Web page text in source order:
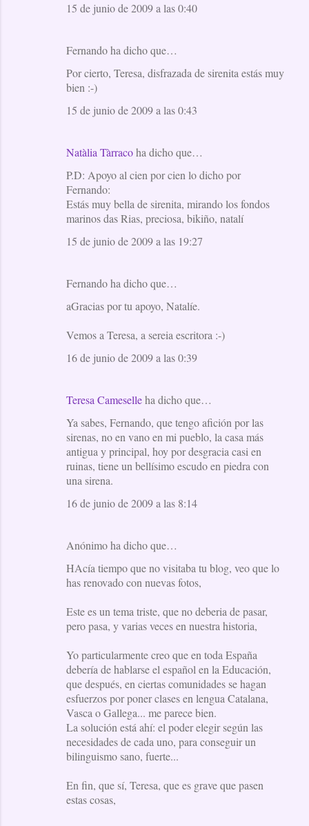
15 de junio de 2009 a las 0:40
Fernando ha dicho que…
Por cierto, Teresa, disfrazada de sirenita estás muy
bien :-)
15 de junio de 2009 a las 0:43
Natàlia Tàrracoha dicho que…
P.D: Apoyo al cien por cien lo dicho por
Fernando:
Estás muy bella de sirenita, mirando los fondos
marinos das Rias, preciosa, bikiño, natalí
15 de junio de 2009 a las 19:27
Fernando ha dicho que…
aGracias por tu apoyo, Natalíe.
Vemos a Teresa, a sereia escritora :-)
16 de junio de 2009 a las 0:39
Teresa Cameselleha dicho que…
Ya sabes, Fernando, que tengo afición por las
sirenas, no en vano en mi pueblo, la casa más
antigua y principal, hoy por desgracia casi en
ruinas, tiene un bellísimo escudo en piedra con
una sirena.
16 de junio de 2009 a las 8:14
Anónimo ha dicho que…
HAcía tiempo que no visitaba tu blog, veo que lo
has renovado con nuevas fotos,
Este es un tema triste, que no deberia de pasar,
pero pasa, y varias veces en nuestra historia,
Yo particularmente creo que en toda España
debería de hablarse el español en la Educación,
que después, en ciertas comunidades se hagan
esfuerzos por poner clases en lengua Catalana,
Vasca o Gallega... me parece bien.
La solución está ahí: el poder elegir según las
necesidades de cada uno, para conseguir un
bilinguismo sano, fuerte...
En fin, que sí, Teresa, que es grave que pasen
estas cosas,